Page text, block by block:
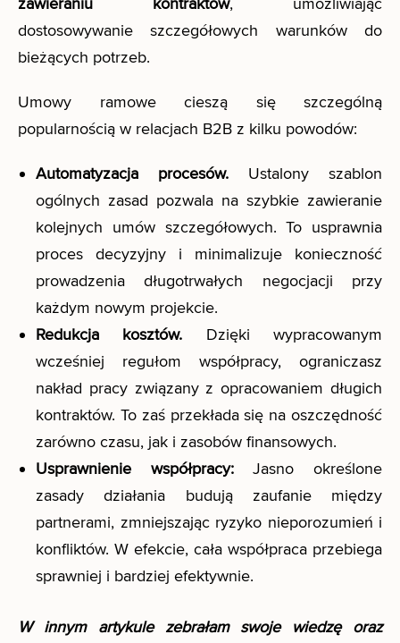
dostosowywanie szczegółowych warunków do
bieżących potrzeb.
Umowy ramowe cieszą się szczególną
popularnością w relacjach B2B z kilku powodów:
Automatyzacja procesów. Ustalony szablon
ogólnych zasad pozwala na szybkie zawieranie
kolejnych umów szczegółowych. To usprawnia
proces decyzyjny i minimalizuje konieczność
prowadzenia długotrwałych negocjacji przy
każdym nowym projekcie.
Redukcja kosztów. Dzięki wypracowanym
wcześniej regułom współpracy, ograniczasz
nakład pracy związany z opracowaniem długich
kontraktów. To zaś przekłada się na oszczędność
zarówno czasu, jak i zasobów finansowych.
Usprawnienie współpracy:Jasno określone
zasady działania budują zaufanie między
partnerami, zmniejszając ryzyko nieporozumień i
konfliktów. W efekcie, cała współpraca przebiega
sprawniej i bardziej efektywnie.
W innym artykule zebrałam swoje wiedzę oraz